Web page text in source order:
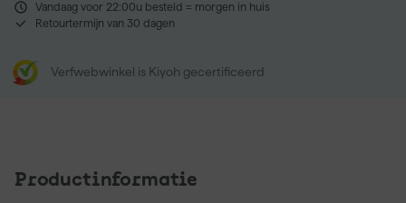
Vandaag voor 22:00u besteld = morgen in huis
Retourtermijn van 30 dagen
Verfwebwinkel is Kiyoh gecertificeerd
Productinformatie